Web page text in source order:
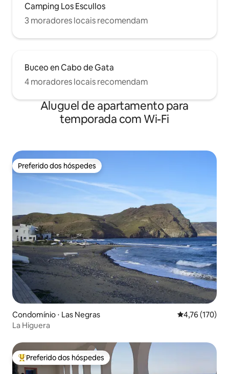
Camping Los Escullos
3 moradores locais recomendam
Buceo en Cabo de Gata
4 moradores locais recomendam
Aluguel de apartamento para
temporada com Wi-Fi
Preferido dos hóspedes
Preferido dos hóspedes
Condomínio ⋅ Las Negras 4,76 de uma
4,76 (170)
La Higuera
Entre os melhores preferidos dos hóspedes
Preferido dos hóspedes